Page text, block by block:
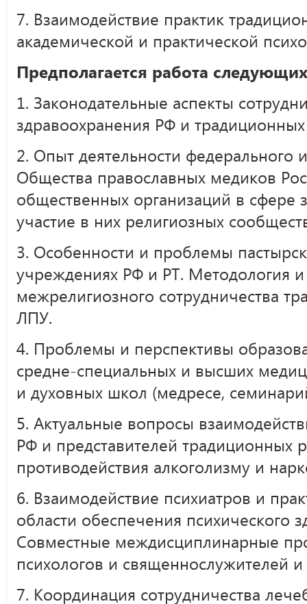
7. Взаимодействие практик
академической и практической
Предполагается работа
1. Законодательные аспекты
здравоохранения РФ и
2. Опыт деятельности федерального
Общества православных медиков
общественных организаций в сфере
участие в них религиозных
3. Особенности и проблемы
учреждениях РФ и РТ. Методология и
межрелигиозного сотрудничества
ЛПУ.
4. Проблемы и перспективы
средне-специальных и высших
и духовных школ (медресе,
5. Актуальные вопросы
РФ и представителей традиционных
противодействия алкоголизму и
6. Взаимодействие психиатров и
области обеспечения психического
Совместные междисциплинарные
психологов и священнослужителей
7. Координация сотрудничества